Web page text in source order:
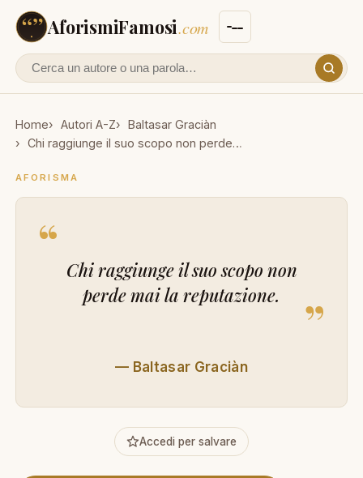
AforismiFamosi.com
Cerca un autore o un aforisma
Home Autori A-Z
Baltasar Graciàn
Chi raggiunge il suo scopo non perde…
AFORISMA
“ Chi raggiunge il suo scopo non
perde mai la reputazione.
”
— Baltasar Graciàn
Accedi per salvare